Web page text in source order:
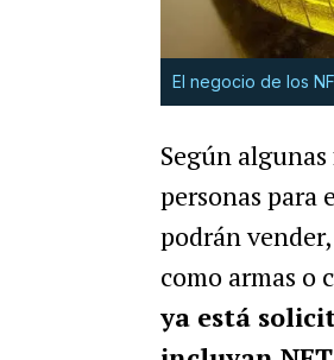
El negocio de los
Según
personas para
podrán
como armas o
ya está